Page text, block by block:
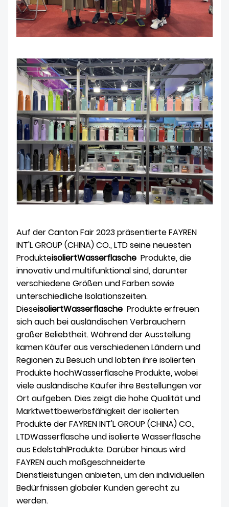
Auf der Canton Fair 2023 präsentierte FAYREN
INT'L GROUP (CHINA) CO., LTD seine neuesten
ProdukteisoliertWasserflasche Produkte, die
innovativ und multifunktional sind, darunter
verschiedene Größen und Farben sowie
unterschiedliche Isolationszeiten.
DieseisoliertWasserflasche Produkte erfreuen
sich auch bei ausländischen Verbrauchern
großer Beliebtheit. Während der Ausstellung
kamen Käufer aus verschiedenen Ländern und
Regionen zu Besuch und lobten ihre isolierten
Produkte hochWasserflascheProdukte, wobei
viele ausländische Käufer ihre Bestellungen vor
Ort aufgeben. Dies zeigt die hohe Qualität und
Marktwettbewerbsfähigkeit der isolierten
Produkte der FAYREN INT'L GROUP (CHINA) CO.,
LTDWasserflasche und isolierte Wasserflasche
aus EdelstahlProdukte. Darüber hinaus wird
FAYREN auch maßgeschneiderte
Dienstleistungen anbieten, um den individuellen
Bedürfnissen globaler Kunden gerecht zu
werden.